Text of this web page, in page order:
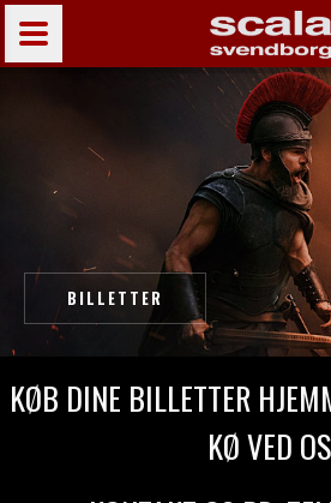
BILLETTER
KØB DINE BILLETTER
KØ VED OS